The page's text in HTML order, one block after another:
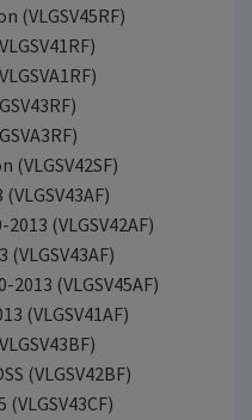
(VLGSV45RF)
(VLGSV42SF)
(VLGSV42AF)
(VLGSV43AF)
(VLGSV45AF)
(VLGSV41AF)
(VLGSV42BF)